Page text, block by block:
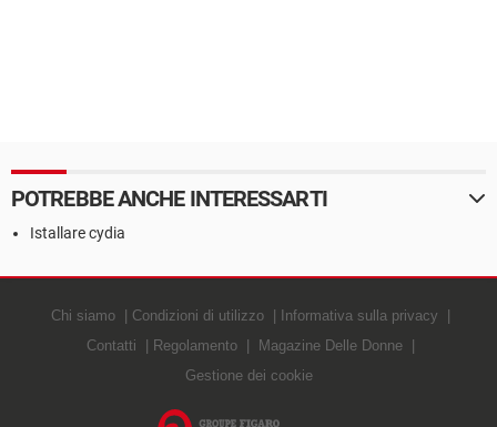
POTREBBE ANCHE INTERESSARTI
Istallare cydia
Chi siamo Condizioni di utilizzo
Informativa sulla privacy
Contatti
Regolamento
Magazine Delle Donne
Gestione dei cookie